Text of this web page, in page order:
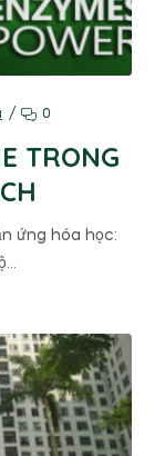
0
TRONG
ứng hóa học: